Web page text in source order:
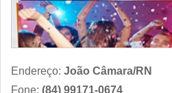
Endereço: João Câmara/RN
Fone: (84) 99171-0674